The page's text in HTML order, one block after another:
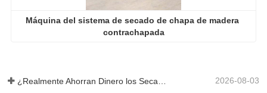
Máquina del sistema de secado de chapa de madera
contrachapada
2026-08-03